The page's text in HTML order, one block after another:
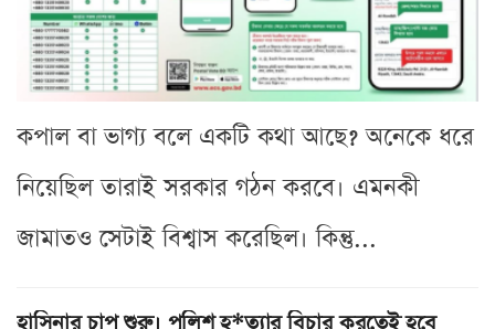
কপাল বা ভাগ্য বলে একটি কথা আছে? অনেকে ধরে
নিয়েছিল তারাই সরকার গঠন করবে। এমনকী
জামাতও সেটাই বিশ্বাস করেছিল। কিন্তু...